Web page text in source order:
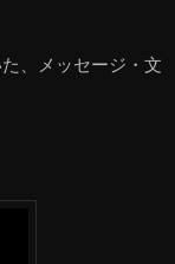
、メッセージ・文